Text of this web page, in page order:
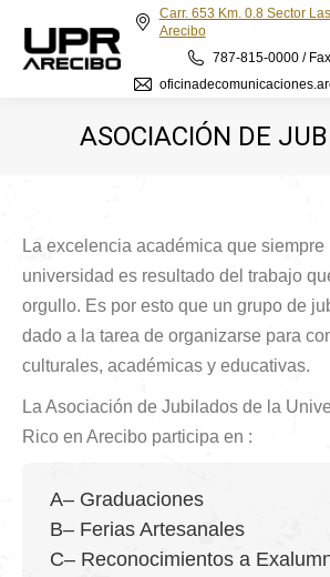
Carr. 653 Km. 0.8 Sector
Arecibo
787-815-0000 /
ASOCIACIÓN DE
La excelencia académica que siempre
universidad es resultado del trabajo
orgullo. Es por esto que un grupo de
dado a la tarea de organizarse para
culturales, académicas y educativas.
La Asociación de Jubilados de la
Rico en Arecibo participa en :
A– Graduaciones
B– Ferias Artesanales
C– Reconocimientos a